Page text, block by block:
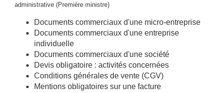
administrative (Première ministre)
Documents commerciaux d'une micro-entreprise
Documents commerciaux d'une entreprise
individuelle
Documents commerciaux d'une société
Devis obligatoire : activités concernées
Conditions générales de vente (CGV)
Mentions obligatoires sur une facture